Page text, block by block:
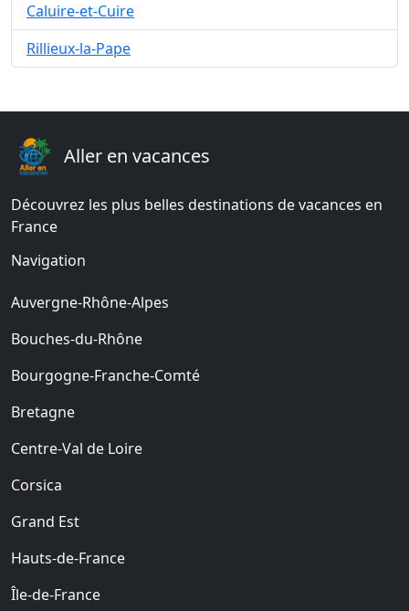
Caluire-et-Cuire
Rillieux-la-Pape
Aller en vacances
Découvrez les plus belles destinations de vacances en
France
Navigation
Auvergne-Rhône-Alpes
Bouches-du-Rhône
Bourgogne-Franche-Comté
Bretagne
Centre-Val de Loire
Corsica
Grand Est
Hauts-de-France
Île-de-France